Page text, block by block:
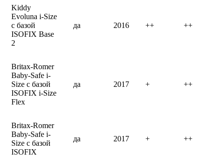
Kiddy
Evoluna i-Size
с базой
ISOFIX Base
2
да 2016 ++ ++
Britax-Romer
Baby-Safe i-
Size с базой
ISOFIX i-Size
Flex
да 2017 + ++
Britax-Romer
Baby-Safe i-
Size с базой
ISOFIX
да 2017 + ++